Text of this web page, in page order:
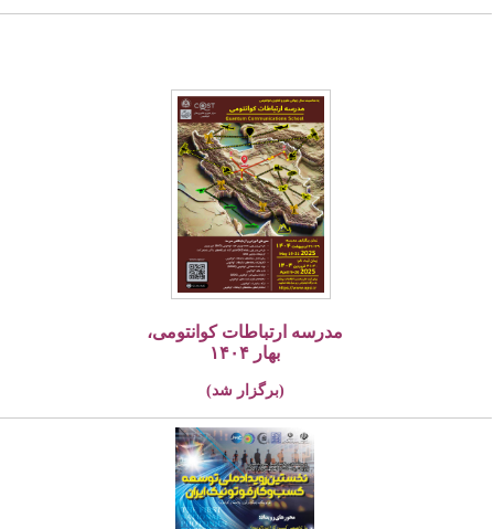
مدرسه ارتباطات کوانتومی،
بهار ۱۴۰۴
(برگزار شد)